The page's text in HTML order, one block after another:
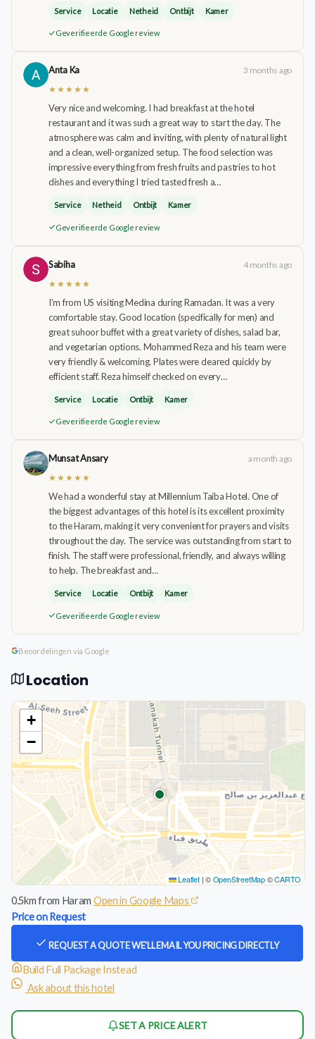
Service Locatie Netheid Ontbijt Kamer
Geverifieerde Google review
Anta Ka
3 months ago
★★★★★
Very nice and welcoming. I had breakfast at the hotel
restaurant and it was such a great way to start the day. The
atmosphere was calm and inviting, with plenty of natural light
and a clean, well-organized setup. The food selection was
impressive everything from fresh fruits and pastries to hot
dishes and everything I tried tasted fresh a…
Service Netheid Ontbijt Kamer
Geverifieerde Google review
Sabiha
4 months ago
★★★★★
I’m from US visiting Medina during Ramadan. It was a very
comfortable stay. Good location (specifically for men) and
great suhoor buffet with a great variety of dishes, salad bar,
and vegetarian options. Mohammed Reza and his team were
very friendly & welcoming. Plates were cleared quickly by
efficient staff. Reza himself checked on every…
Service Locatie Ontbijt Kamer
Geverifieerde Google review
Munsat Ansary
a month ago
★★★★★
We had a wonderful stay at Millennium Taiba Hotel. One of
the biggest advantages of this hotel is its excellent proximity
to the Haram, making it very convenient for prayers and visits
throughout the day. The service was outstanding from start to
finish. The staff were professional, friendly, and always willing
to help. The breakfast and…
Service Locatie Ontbijt Kamer
Geverifieerde Google review
Beoordelingen via Google
Location
+
−
Leaflet |©OpenStreetMap©CARTO
0.5km from Haram Open in Google Maps
Price on Request
REQUEST A QUOTEWE'LL EMAIL YOU PRICING DIRECTLY
Build Full Package Instead
Ask about this hotel
SET A PRICE ALERT